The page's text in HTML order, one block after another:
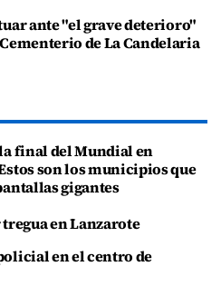
ante "el grave deterioro"
de La Candelaria
final del Mundial en
son los municipios que
gigantes
en Lanzarote
en el centro de